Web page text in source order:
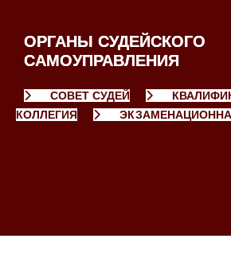
ОРГАНЫ СУДЕЙСКОГО
САМОУПРАВЛЕНИЯ
СОВЕТ СУДЕЙ
КОЛЛЕГИЯ